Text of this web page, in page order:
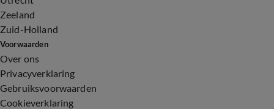
Zeeland
Zuid-Holland
Voorwaarden
Over ons
Privacyverklaring
Gebruiksvoorwaarden
Cookieverklaring